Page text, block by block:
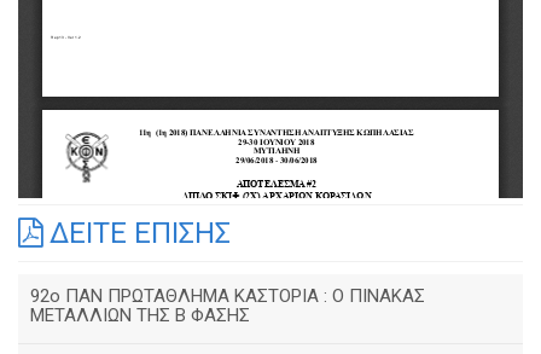
ΔΕΙΤΕ ΕΠΙΣΗΣ
92o ΠΑΝ ΠΡΩΤΑΘΛΗΜΑ ΚΑΣΤΟΡΙΑ : Ο ΠΙΝΑΚΑΣ
ΜΕΤΑΛΛΙΩΝ ΤΗΣ Β ΦΑΣΗΣ